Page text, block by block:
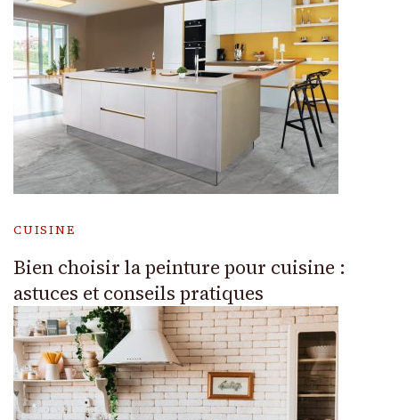
CUISINE
Bien choisir la peinture pour cuisine :
astuces et conseils pratiques